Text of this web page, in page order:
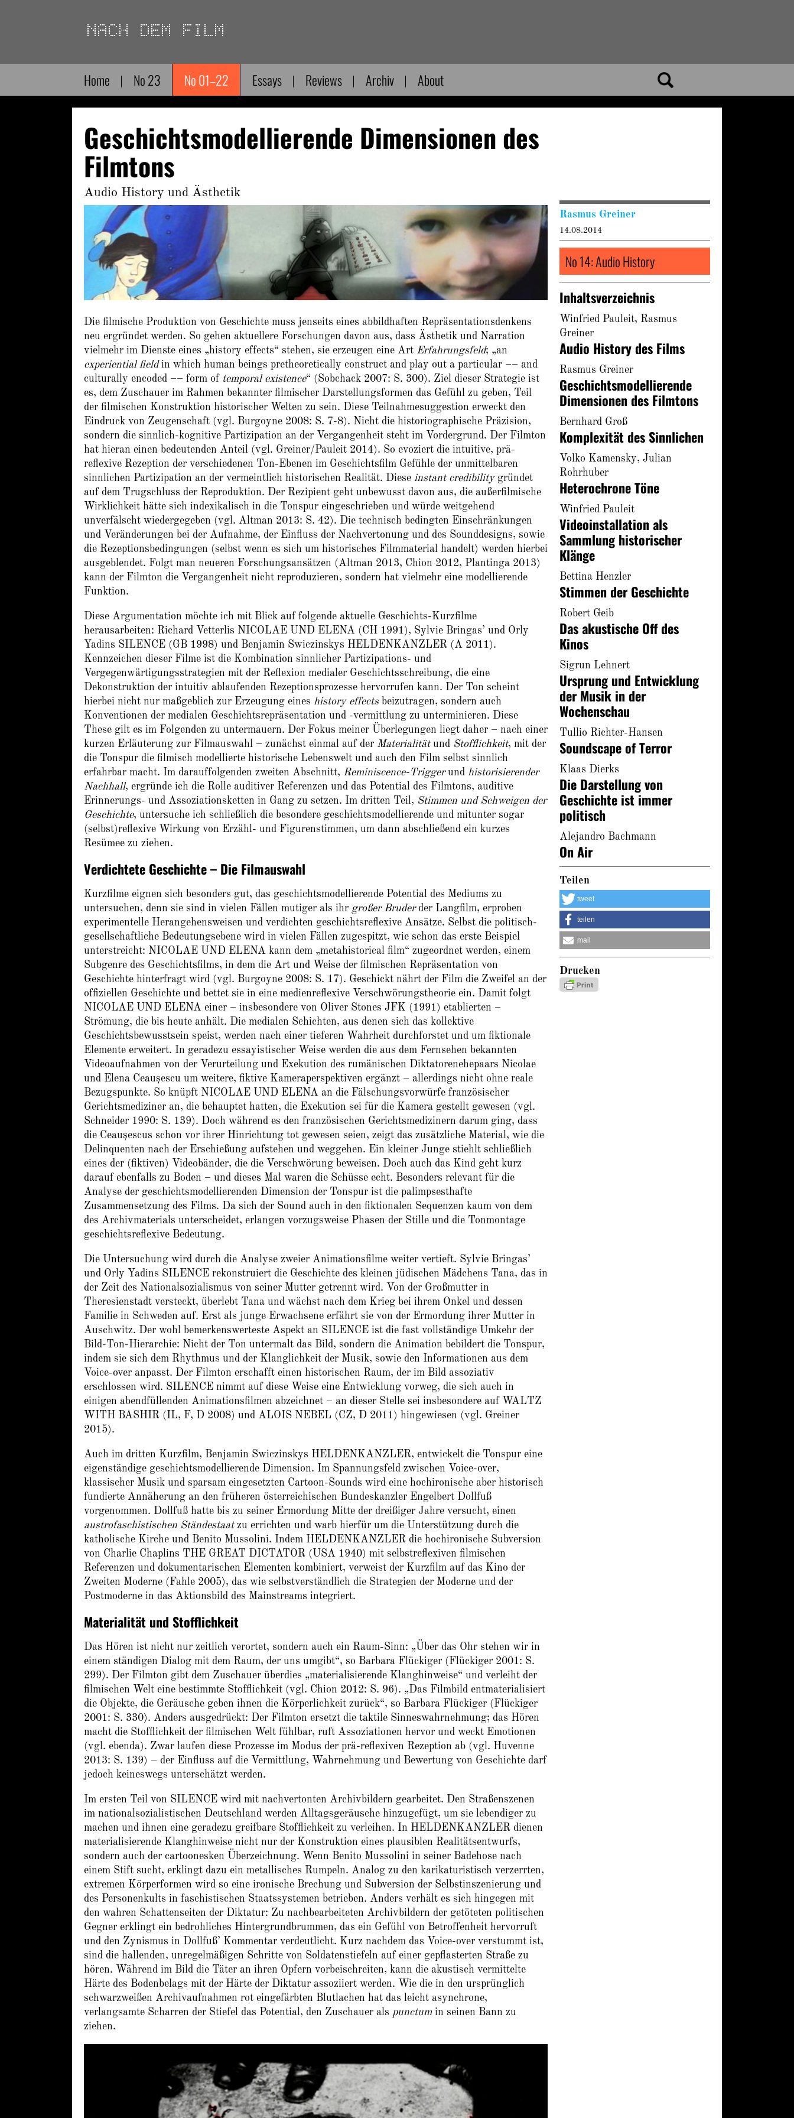
Home No 23 No 01–22 Essays Reviews Archiv About
Geschichtsmodellierende Dimensionen des
Filmtons
Audio History und Ästhetik
Die filmische Produktion von Geschichte muss jenseits eines abbildhaften Repräsentationsdenkens
neu ergründet werden. So gehen aktuellere Forschungen davon aus, dass Ästhetik und Narration
vielmehr im Dienste eines „history effects“ stehen, sie erzeugen eine Art Erfahrungsfeld; „an
experiential fieldin which human beings pretheoretically construct and play out a particular –– and
culturally encoded –– form of temporal existence“ (Sobchack 2007: S. 300). Ziel dieser Strategie ist
es, dem Zuschauer im Rahmen bekannter filmischer Darstellungsformen das Gefühl zu geben, Teil
der filmischen Konstruktion historischer Welten zu sein. Diese Teilnahmesuggestion erweckt den
Eindruck von Zeugenschaft (vgl. Burgoyne 2008: S. 7-8). Nicht die historiographische Präzision,
sondern die sinnlich-kognitive Partizipation an der Vergangenheit steht im Vordergrund. Der Filmton
hat hieran einen bedeutenden Anteil (vgl. Greiner/Pauleit 2014). So evoziert die intuitive, prä-
reflexive Rezeption der verschiedenen Ton-Ebenen im Geschichtsfilm Gefühle der unmittelbaren
sinnlichen Partizipation an der vermeintlich historischen Realität. Diese instant credibilitygründet
auf dem Trugschluss der Reproduktion. Der Rezipient geht unbewusst davon aus, die außerfilmische
Wirklichkeit hätte sich indexikalisch in die Tonspur eingeschrieben und würde weitgehend
unverfälscht wiedergegeben (vgl. Altman 2013: S. 42). Die technisch bedingten Einschränkungen
und Veränderungen bei der Aufnahme, der Einfluss der Nachvertonung und des Sounddesigns, sowie
die Rezeptionsbedingungen (selbst wenn es sich um historisches Filmmaterial handelt) werden hierbei
ausgeblendet. Folgt man neueren Forschungsansätzen (Altman 2013, Chion 2012, Plantinga 2013)
kann der Filmton die Vergangenheit nicht reproduzieren, sondern hat vielmehr eine modellierende
Funktion.
Diese Argumentation möchte ich mit Blick auf folgende aktuelle Geschichts-Kurzfilme
herausarbeiten: Richard Vetterlis NICOLAE UND ELENA (CH 1991), Sylvie Bringas’ und Orly
Yadins SILENCE (GB 1998) und Benjamin Swiczinskys HELDENKANZLER (A 2011).
Kennzeichen dieser Filme ist die Kombination sinnlicher Partizipations- und
Vergegenwärtigungsstrategien mit der Reflexion medialer Geschichtsschreibung, die eine
Dekonstruktion der intuitiv ablaufenden Rezeptionsprozesse hervorrufen kann. Der Ton scheint
hierbei nicht nur maßgeblich zur Erzeugung eines history effectsbeizutragen, sondern auch
Konventionen der medialen Geschichtsrepräsentation und -vermittlung zu unterminieren. Diese
These gilt es im Folgenden zu untermauern. Der Fokus meiner Überlegungen liegt daher – nach einer
kurzen Erläuterung zur Filmauswahl – zunächst einmal auf der Materialitätund Stofflichkeit, mit der
die Tonspur die filmisch modellierte historische Lebenswelt und auch den Film selbst sinnlich
erfahrbar macht. Im darauffolgenden zweiten Abschnitt, Reminiscence-Triggerund historisierender
Nachhall, ergründe ich die Rolle auditiver Referenzen und das Potential des Filmtons, auditive
Erinnerungs- und Assoziationsketten in Gang zu setzen. Im dritten Teil, Stimmen und Schweigen der
Geschichte, untersuche ich schließlich die besondere geschichtsmodellierende und mitunter sogar
(selbst)reflexive Wirkung von Erzähl- und Figurenstimmen, um dann abschließend ein kurzes
Resümee zu ziehen.
Verdichtete Geschichte – Die Filmauswahl
Kurzfilme eignen sich besonders gut, das geschichtsmodellierende Potential des Mediums zu
untersuchen, denn sie sind in vielen Fällen mutiger als ihr großer Bruderder Langfilm, erproben
experimentelle Herangehensweisen und verdichten geschichtsreflexive Ansätze. Selbst die politisch-
gesellschaftliche Bedeutungsebene wird in vielen Fällen zugespitzt, wie schon das erste Beispiel
unterstreicht: NICOLAE UND ELENA kann dem „metahistorical film“ zugeordnet werden, einem
Subgenre des Geschichtsfilms, in dem die Art und Weise der filmischen Repräsentation von
Geschichte hinterfragt wird (vgl. Burgoyne 2008: S. 17). Geschickt nährt der Film die Zweifel an der
offiziellen Geschichte und bettet sie in eine medienreflexive Verschwörungstheorie ein. Damit folgt
NICOLAE UND ELENA einer – insbesondere von Oliver Stones JFK (1991) etablierten –
Strömung, die bis heute anhält. Die medialen Schichten, aus denen sich das kollektive
Geschichtsbewusstsein speist, werden nach einer tieferen Wahrheit durchforstet und um fiktionale
Elemente erweitert. In geradezu essayistischer Weise werden die aus dem Fernsehen bekannten
Videoaufnahmen von der Verurteilung und Exekution des rumänischen Diktatorenehepaars Nicolae
und Elena Ceaușescu um weitere, fiktive Kameraperspektiven ergänzt – allerdings nicht ohne reale
Bezugspunkte. So knüpft NICOLAE UND ELENA an die Fälschungsvorwürfe französischer
Gerichtsmediziner an, die behauptet hatten, die Exekution sei für die Kamera gestellt gewesen (vgl.
Schneider 1990: S. 139). Doch während es den französischen Gerichtsmedizinern darum ging, dass
die Ceaușescus schon vor ihrer Hinrichtung tot gewesen seien, zeigt das zusätzliche Material, wie die
Delinquenten nach der Erschießung aufstehen und weggehen. Ein kleiner Junge stiehlt schließlich
eines der (fiktiven) Videobänder, die die Verschwörung beweisen. Doch auch das Kind geht kurz
darauf ebenfalls zu Boden – und dieses Mal waren die Schüsse echt. Besonders relevant für die
Analyse der geschichtsmodellierenden Dimension der Tonspur ist die palimpsesthafte
Zusammensetzung des Films. Da sich der Sound auch in den fiktionalen Sequenzen kaum von dem
des Archivmaterials unterscheidet, erlangen vorzugsweise Phasen der Stille und die Tonmontage
geschichtsreflexive Bedeutung.
Die Untersuchung wird durch die Analyse zweier Animationsfilme weiter vertieft. Sylvie Bringas’
und Orly Yadins SILENCE rekonstruiert die Geschichte des kleinen jüdischen Mädchens Tana, das in
der Zeit des Nationalsozialismus von seiner Mutter getrennt wird. Von der Großmutter in
Theresienstadt versteckt, überlebt Tana und wächst nach dem Krieg bei ihrem Onkel und dessen
Familie in Schweden auf. Erst als junge Erwachsene erfährt sie von der Ermordung ihrer Mutter in
Auschwitz. Der wohl bemerkenswerteste Aspekt an SILENCE ist die fast vollständige Umkehr der
Bild-Ton-Hierarchie: Nicht der Ton untermalt das Bild, sondern die Animation bebildert die Tonspur,
indem sie sich dem Rhythmus und der Klanglichkeit der Musik, sowie den Informationen aus dem
Voice-over anpasst. Der Filmton erschafft einen historischen Raum, der im Bild assoziativ
erschlossen wird. SILENCE nimmt auf diese Weise eine Entwicklung vorweg, die sich auch in
einigen abendfüllenden Animationsfilmen abzeichnet – an dieser Stelle sei insbesondere auf WALTZ
WITH BASHIR (IL, F, D 2008) und ALOIS NEBEL (CZ, D 2011) hingewiesen (vgl. Greiner
2015).
Auch im dritten Kurzfilm, Benjamin Swiczinskys HELDENKANZLER, entwickelt die Tonspur eine
eigenständige geschichtsmodellierende Dimension. Im Spannungsfeld zwischen Voice-over,
klassischer Musik und sparsam eingesetzten Cartoon-Sounds wird eine hochironische aber historisch
fundierte Annäherung an den früheren österreichischen Bundeskanzler Engelbert Dollfuß
vorgenommen. Dollfuß hatte bis zu seiner Ermordung Mitte der dreißiger Jahre versucht, einen
austrofaschistischen Ständestaatzu errichten und warb hierfür um die Unterstützung durch die
katholische Kirche und Benito Mussolini. Indem HELDENKANZLER die hochironische Subversion
von Charlie Chaplins THE GREAT DICTATOR (USA 1940) mit selbstreflexiven filmischen
Referenzen und dokumentarischen Elementen kombiniert, verweist der Kurzfilm auf das Kino der
Zweiten Moderne (Fahle 2005), das wie selbstverständlich die Strategien der Moderne und der
Postmoderne in das Aktionsbild des Mainstreams integriert.
Materialität und Stofflichkeit
Das Hören ist nicht nur zeitlich verortet, sondern auch ein Raum-Sinn: „Über das Ohr stehen wir in
einem ständigen Dialog mit dem Raum, der uns umgibt“, so Barbara Flückiger (Flückiger 2001: S.
299). Der Filmton gibt dem Zuschauer überdies „materialisierende Klanghinweise“ und verleiht der
filmischen Welt eine bestimmte Stofflichkeit (vgl. Chion 2012: S. 96). „Das Filmbild entmaterialisiert
die Objekte, die Geräusche geben ihnen die Körperlichkeit zurück“, so Barbara Flückiger (Flückiger
2001: S. 330). Anders ausgedrückt: Der Filmton ersetzt die taktile Sinneswahrnehmung; das Hören
macht die Stofflichkeit der filmischen Welt fühlbar, ruft Assoziationen hervor und weckt Emotionen
(vgl. ebenda). Zwar laufen diese Prozesse im Modus der prä-reflexiven Rezeption ab (vgl. Huvenne
2013: S. 139) – der Einfluss auf die Vermittlung, Wahrnehmung und Bewertung von Geschichte darf
jedoch keineswegs unterschätzt werden.
Im ersten Teil von SILENCE wird mit nachvertonten Archivbildern gearbeitet. Den Straßenszenen
im nationalsozialistischen Deutschland werden Alltagsgeräusche hinzugefügt, um sie lebendiger zu
machen und ihnen eine geradezu greifbare Stofflichkeit zu verleihen. In HELDENKANZLER dienen
materialisierende Klanghinweise nicht nur der Konstruktion eines plausiblen Realitätsentwurfs,
sondern auch der cartoonesken Überzeichnung. Wenn Benito Mussolini in seiner Badehose nach
einem Stift sucht, erklingt dazu ein metallisches Rumpeln. Analog zu den karikaturistisch verzerrten,
extremen Körperformen wird so eine ironische Brechung und Subversion der Selbstinszenierung und
des Personenkults in faschistischen Staatssystemen betrieben. Anders verhält es sich hingegen mit
den wahren Schattenseiten der Diktatur: Zu nachbearbeiteten Archivbildern der getöteten politischen
Gegner erklingt ein bedrohliches Hintergrundbrummen, das ein Gefühl von Betroffenheit hervorruft
und den Zynismus in Dollfuß’ Kommentar verdeutlicht. Kurz nachdem das Voice-over verstummt ist,
sind die hallenden, unregelmäßigen Schritte von Soldatenstiefeln auf einer gepflasterten Straße zu
hören. Während im Bild die Täter an ihren Opfern vorbeischreiten, kann die akustisch vermittelte
Härte des Bodenbelags mit der Härte der Diktatur assoziiert werden. Wie die in den ursprünglich
schwarzweißen Archivaufnahmen rot eingefärbten Blutlachen hat das leicht asynchrone,
verlangsamte Scharren der Stiefel das Potential, den Zuschauer als punctum in seinen Bann zu
ziehen.
Rasmus Greiner
14.08.2014
No 14: Audio History
Inhaltsverzeichnis
Winfried Pauleit, Rasmus
Greiner
Audio History des Films
Rasmus Greiner
Geschichtsmodellierende
Dimensionen des Filmtons
Bernhard Groß
Komplexität des Sinnlichen
Volko Kamensky, Julian
Rohrhuber
Heterochrone Töne
Winfried Pauleit
Videoinstallation als
Sammlung historischer
Klänge
Bettina Henzler
Stimmen der Geschichte
Robert Geib
Das akustische Off des
Kinos
Sigrun Lehnert
Ursprung und Entwicklung
der Musik in der
Wochenschau
Tullio Richter-Hansen
Soundscape of Terror
Klaas Dierks
Die Darstellung von
Geschichte ist immer
politisch
Alejandro Bachmann
On Air
Teilen
tweet
teilen
mail
Drucken